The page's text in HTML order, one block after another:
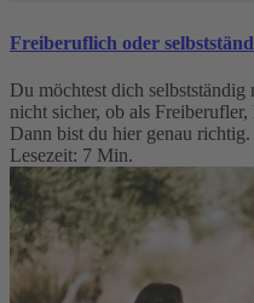
Freiberuflich oder
Du möchtest dich
nicht sicher, ob als
Dann bist du hier genau richtig.
Lesezeit: 7 Min.